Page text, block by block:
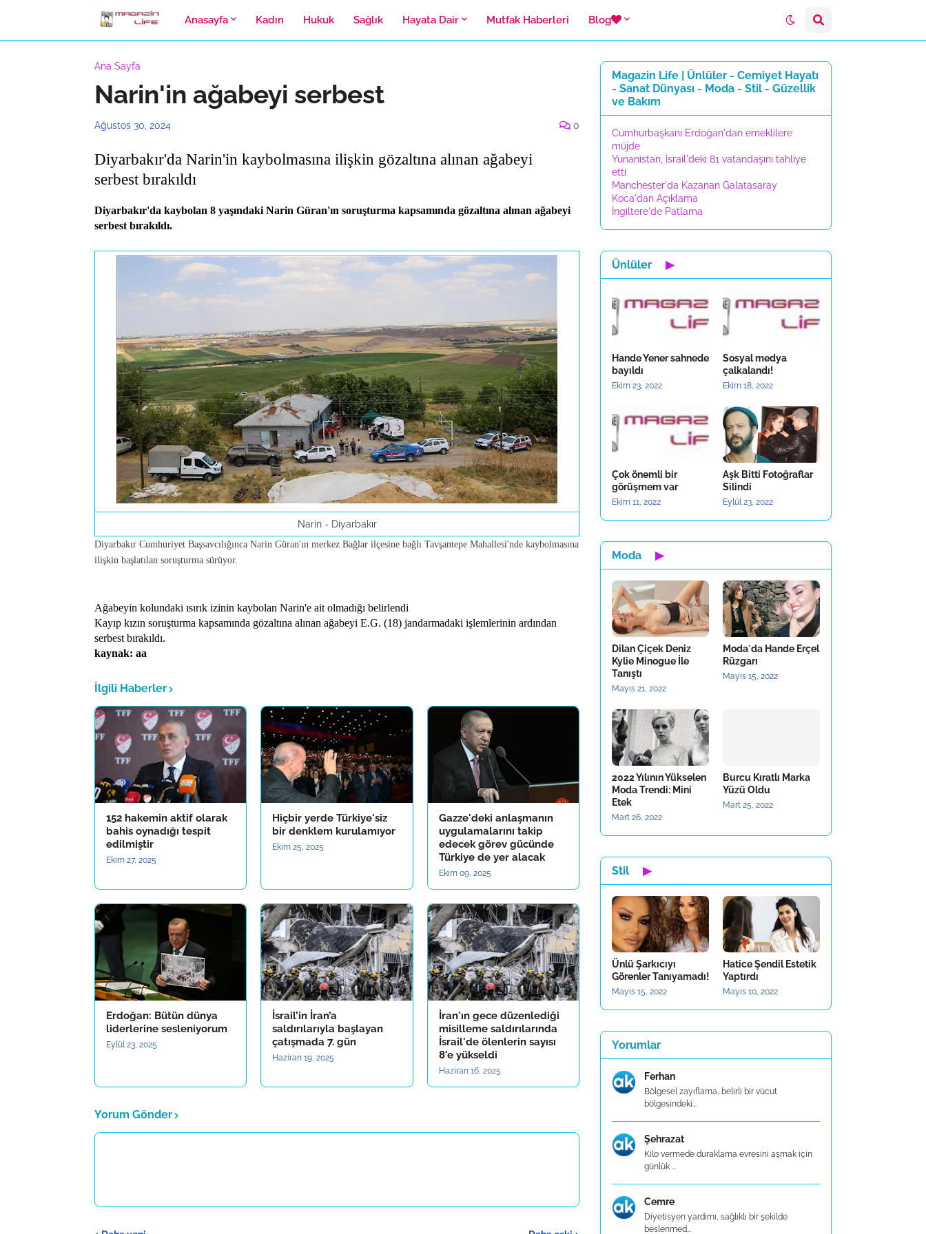
Anasayfa Kadın Hukuk Sağlık Hayata Dair Mutfak Haberleri Blog
Ana Sayfa
Narin'in ağabeyi serbest
Ağustos 30, 2024 0
Diyarbakır'da Narin'in kaybolmasına ilişkin gözaltına alınan ağabeyi
serbest bırakıldı
Diyarbakır'da kaybolan 8 yaşındaki Narin Güran'ın soruşturma kapsamında gözaltına alınan ağabeyi
serbest bırakıldı.
Narin - Diyarbakır
Diyarbakır Cumhuriyet Başsavcılığınca Narin Güran'ın merkez Bağlar ilçesine bağlı Tavşantepe Mahallesi'nde kaybolmasına
ilişkin başlatılan soruşturma sürüyor.
Ağabeyin kolundaki ısırık izinin kaybolan Narin'e ait olmadığı belirlendi
Kayıp kızın soruşturma kapsamında gözaltına alınan ağabeyi E.G. (18) jandarmadaki işlemlerinin ardından
serbest bırakıldı.
kaynak: aa
İlgili Haberler
152 hakemin aktif olarak
bahis oynadığı tespit
edilmiştir
Ekim 27, 2025
Hiçbir yerde Türkiye'siz
bir denklem kurulamıyor
Ekim 25, 2025
Gazze'deki anlaşmanın
uygulamalarını takip
edecek görev gücünde
Türkiye de yer alacak
Ekim 09, 2025
Erdoğan: Bütün dünya
liderlerine sesleniyorum
Eylül 23, 2025
İsrail’in İran’a
saldırılarıyla başlayan
çatışmada 7. gün
Haziran 19, 2025
İran'ın gece düzenlediği
misilleme saldırılarında
İsrail'de ölenlerin sayısı
8'e yükseldi
Haziran 16, 2025
Yorum Gönder
Magazin Life | Ünlüler - Cemiyet Hayatı
- Sanat Dünyası - Moda - Stil - Güzellik
ve Bakım
Cumhurbaşkanı Erdoğan'dan emeklilere
müjde
Yunanistan, İsrail'deki 81 vatandaşını tahliye
etti
Manchester'da Kazanan Galatasaray
Koca'dan Açıklama
İngiltere'de Patlama
Ünlüler ▶
Hande Yener sahnede
bayıldı
Ekim 23, 2022
Sosyal medya
çalkalandı!
Ekim 18, 2022
Çok önemli bir
görüşmem var
Ekim 11, 2022
Aşk Bitti Fotoğraflar
Silindi
Eylül 23, 2022
Moda ▶
Dilan Çiçek Deniz
Kylie Minogue İle
Tanıştı
Mayıs 21, 2022
Moda`da Hande Erçel
Rüzgarı
Mayıs 15, 2022
2022 Yılının Yükselen
Moda Trendi: Mini
Etek
Mart 26, 2022
Burcu Kıratlı Marka
Yüzü Oldu
Mart 25, 2022
Stil ▶
Ünlü Şarkıcıyı
Görenler Tanıyamadı!
Mayıs 15, 2022
Hatice Şendil Estetik
Yaptırdı
Mayıs 10, 2022
Yorumlar
Ferhan
Bölgesel zayıflama, belirli bir vücut
bölgesindeki...
Şehrazat
Kilo vermede duraklama evresini aşmak için
günlük ...
Cemre
Diyetisyen yardımı, sağlıklı bir şekilde
beslenmed...